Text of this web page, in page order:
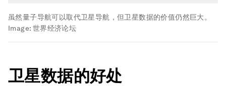
虽然量子导航可以取代卫星导航，但卫星数据的价值仍然巨大。
Image: 世界经济论坛
卫星数据的好处